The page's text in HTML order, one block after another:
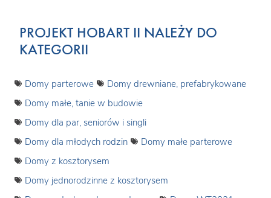
PROJEKT HOBART II NALEŻY DO
KATEGORII
Domy parterowe
Domy drewniane, prefabrykowane
Domy małe, tanie w budowie
Domy dla par, seniorów i singli
Domy dla młodych rodzin
Domy małe parterowe
Domy z kosztorysem
Domy jednorodzinne z kosztorysem